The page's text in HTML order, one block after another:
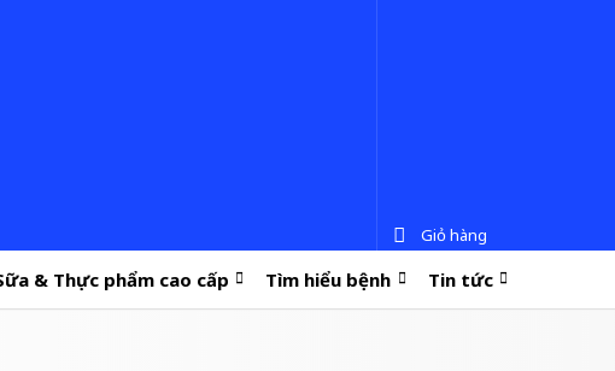
Giỏ hàng
& Thực phẩm cao cấp Tìm hiểu bệnh Tin tức